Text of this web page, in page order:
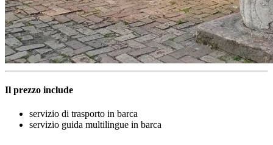
Il prezzo include
servizio di trasporto in barca
servizio guida multilingue in barca